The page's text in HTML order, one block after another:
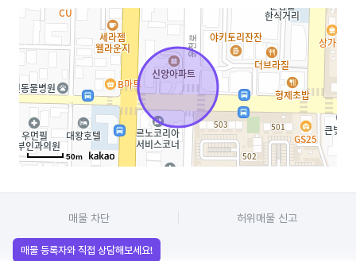
50m
매물 차단 허위매물 신고
매물 등록자와 직접 상담해보세요!